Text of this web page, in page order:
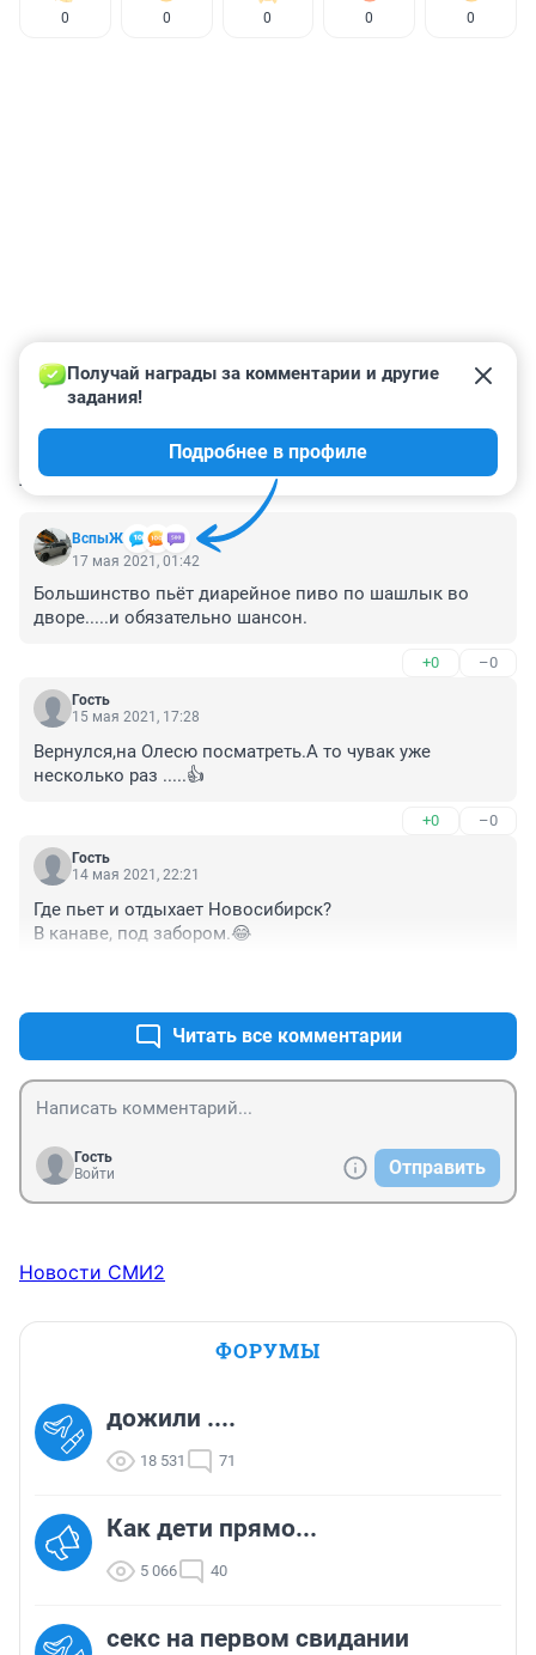
0 0 0 0 0
КОММЕНТАРИИ 92
ВспыЖ
Получай награды за комментарии и другие
задания!
Подробнее в профиле
17 мая 2021, 01:42
Большинство пьёт диарейное пиво по шашлык во
дворе.....и обязательно шансон.
+0 –0
Гость
15 мая 2021, 17:28
Вернулся,на Олесю посматреть.А то чувак уже
несколько раз .....👍
+0 –0
Гость
14 мая 2021, 22:21
Где пьет и отдыхает Новосибирск?
В канаве, под забором.😂
Читать все комментарии
Гость
Войти
Отправить
Новости СМИ2
ФОРУМЫ
дожили ....
18 531 71
Как дети прямо...
5 066 40
секс на первом свидании